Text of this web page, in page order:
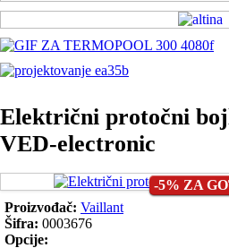
Električni protočni
VED-electronic
-5% ZA
Proizvođač: Vaillant
Šifra: 0003676
Opcije: